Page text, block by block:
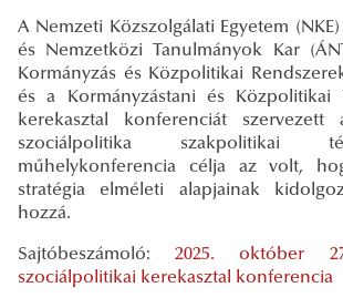
A Nemzeti Közszolgálati Egyetem
és Nemzetközi Tanulmányok Kar
Kormányzás és Közpolitikai
és a Kormányzástani és Közpolitikai
kerekasztal konferenciát
szociálpolitika szakpolitikai
műhelykonferencia célja az volt,
stratégia elméleti alapjainak
hozzá.
Sajtóbeszámoló:2025. október
szociálpolitikai kerekasztal konferencia